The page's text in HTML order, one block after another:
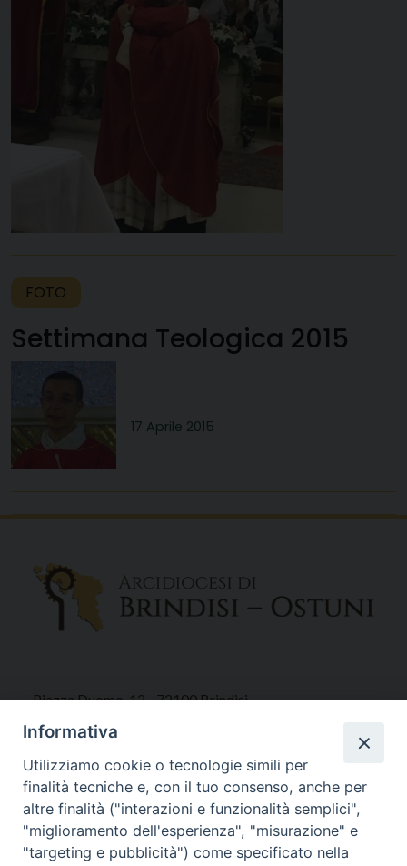
FOTO
Settimana Teologica 2015
17 Aprile 2015
Piazza Duomo, 12 - 72100 Brindisi
Tel 0831.521958
Fax 0831.528315
Orari Curia
Mar. / Mer. / Giov. ore 9 - 13
Informativa
Utilizziamo cookie o tecnologie simili per
finalità tecniche e, con il tuo consenso, anche per
altre finalità ("interazioni e funzionalità semplici",
"miglioramento dell'esperienza", "misurazione" e
"targeting e pubblicità") come specificato nella